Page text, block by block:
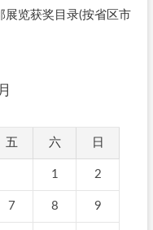
展览获奖目录(按省区市
五 六 日
1 2
7 8 9